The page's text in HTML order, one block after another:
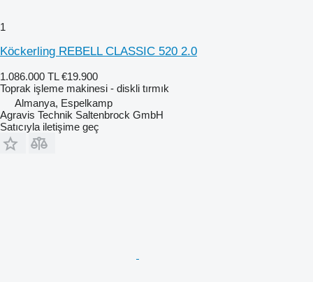
1
Köckerling REBELL CLASSIC 520 2.0
1.086.000 TL €19.900
Toprak işleme makinesi - diskli tırmık
Almanya, Espelkamp
Agravis Technik Saltenbrock GmbH
Satıcıyla iletişime geç